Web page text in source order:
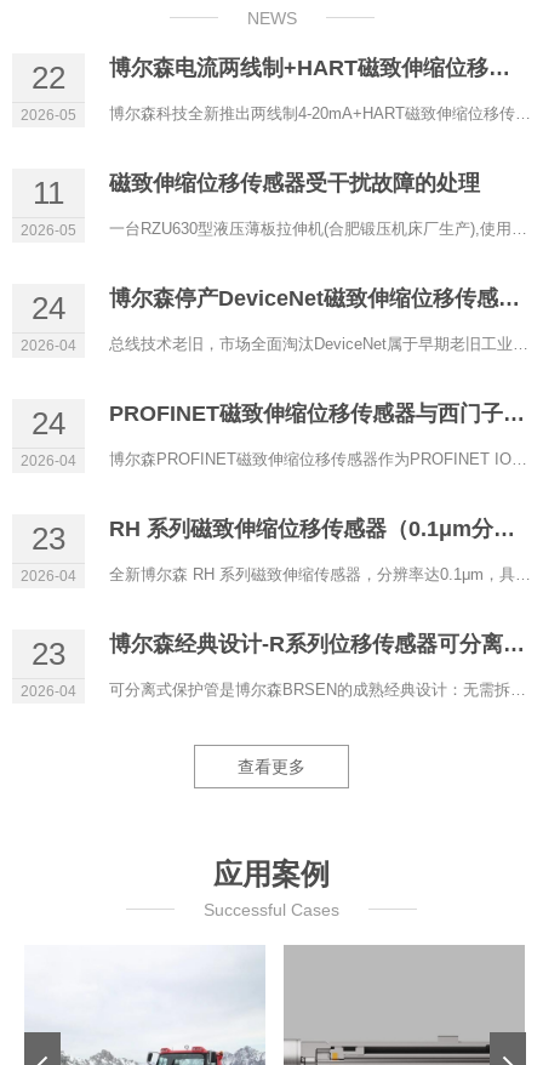
NEWS
22
2026-05
博尔森电流两线制+HART磁致伸缩位移传感器正式上线
11
2026-05
磁致伸缩位移传感器受干扰故障的处理
24
2026-04
博尔森停产DeviceNet磁致伸缩位移传感器的原因
24
2026-04
PROFINET磁致伸缩位移传感器与西门子PLC通讯配置
23
2026-04
RH 系列磁致伸缩位移传感器（0.1μm分辨率）
23
2026-04
博尔森经典设计-R系列位移传感器可分离式保护管
查看更多
应用案例
Successful Cases